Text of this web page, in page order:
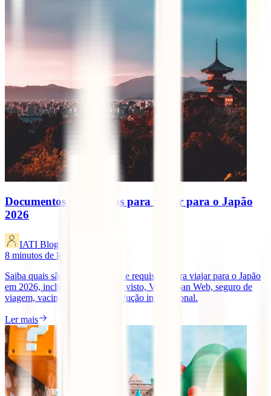
Documentos e requisitos para viajar para o Japão
2026
IATI Blog
8 minutos de leitura
Saiba quais são os documentos e requisitos para viajar para o Japão
em 2026, incluindo passaporte, visto, Visit Japan Web, seguro de
viagem, vacinas e carta de condução internacional.
Ler mais